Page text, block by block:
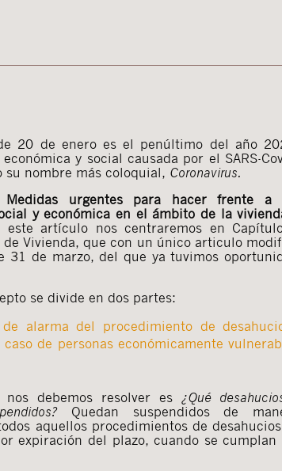
20 de enero es el penúltimo del año
y social causada por el SARS-
su nombre más coloquial, Coronavirus.
Medidas urgentes para hacer frente a
y económica en el ámbito de la
este artículo nos centraremos en
Vivienda, que con un único articulo
31 de marzo, del que ya tuvimos
se divide en dos partes:
alarma del procedimiento de
de personas económicamente
debemos resolver es ¿Qué
Quedan suspendidos de
aquellos procedimientos de
expiración del plazo, cuando se cumplan